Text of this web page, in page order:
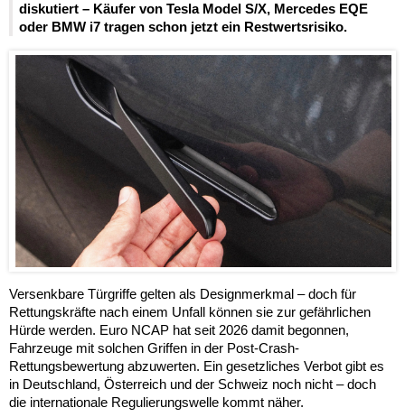
diskutiert – Käufer von Tesla Model S/X, Mercedes EQE
oder BMW i7 tragen schon jetzt ein Restwertsrisiko.
Versenkbare Türgriffe gelten als Designmerkmal – doch für
Rettungskräfte nach einem Unfall können sie zur gefährlichen
Hürde werden. Euro NCAP hat seit 2026 damit begonnen,
Fahrzeuge mit solchen Griffen in der Post-Crash-
Rettungsbewertung abzuwerten. Ein gesetzliches Verbot gibt es
in Deutschland, Österreich und der Schweiz noch nicht – doch
die internationale Regulierungswelle kommt näher.